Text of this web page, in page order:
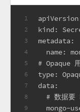
1
2
3
4
5
6
7
8
9
kind:
metadata:
name:
# Opaque
type:
data:
# 数据要
mongo-